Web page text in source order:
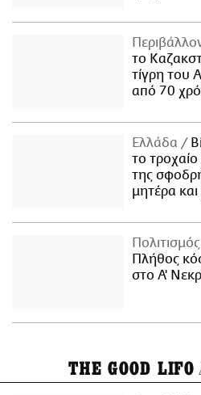
το
τίγρη του
από 70
Ελλάδα
το τροχαίο
της
μητέρα και
Πολιτισμός
Πλήθος
στο Α'
THE GOOD LIFO